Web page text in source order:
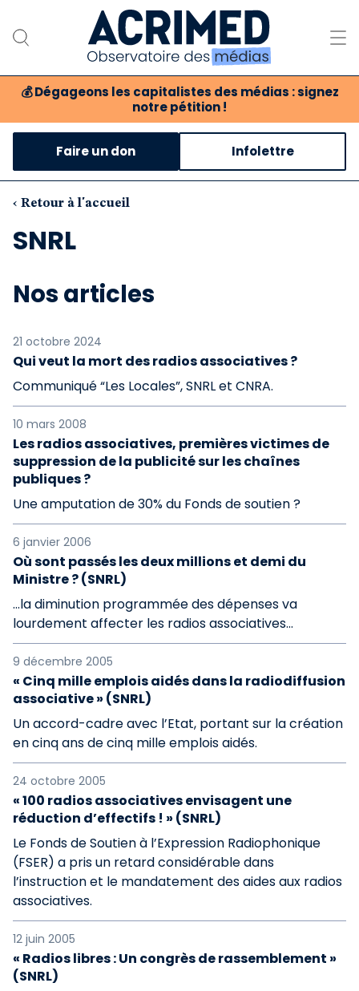
💰 Dégageons les capitalistes des médias : signez
notre pétition !
Notre association
Notre critique des médias
Nos propositions
Boutique
Faire un don Infolettre
‹ Retour à l'accueil
SNRL
Nos articles
21 octobre 2024
Qui veut la mort des radios associatives ?
Communiqué “Les Locales”, SNRL et CNRA.
10 mars 2008
Les radios associatives, premières victimes de
suppression de la publicité sur les chaînes
publiques ?
Une amputation de 30% du Fonds de soutien ?
6 janvier 2006
Où sont passés les deux millions et demi du
Ministre ? (SNRL)
...la diminution programmée des dépenses va
lourdement affecter les radios associatives...
9 décembre 2005
« Cinq mille emplois aidés dans la radiodiffusion
associative » (SNRL)
Un accord-cadre avec l’Etat, portant sur la création
en cinq ans de cinq mille emplois aidés.
24 octobre 2005
« 100 radios associatives envisagent une
réduction d’effectifs ! » (SNRL)
Le Fonds de Soutien à l’Expression Radiophonique
(FSER) a pris un retard considérable dans
l’instruction et le mandatement des aides aux radios
associatives.
12 juin 2005
« Radios libres : Un congrès de rassemblement »
(SNRL)